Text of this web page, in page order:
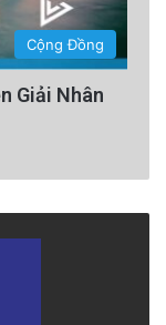
Cộng Đồng
Giải Nhân